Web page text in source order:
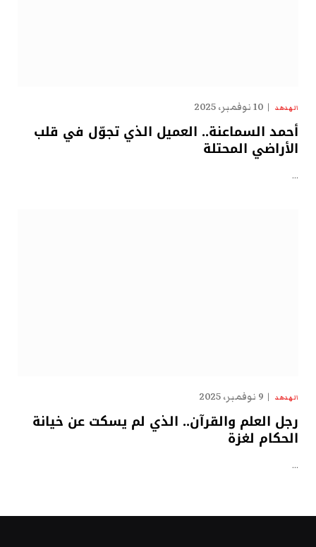
الهدهد 10 نوفمبر، 2025
أحمد السماعنة.. العميل الذي تجوّل في قلب
الأراضي المحتلة
…
الهدهد 9 نوفمبر، 2025
رجل العلم والقرآن.. الذي لم يسكت عن خيانة
الحكام لغزة
…